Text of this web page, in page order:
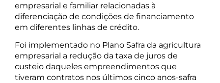
empresarial e familiar relacionadas à
diferenciação de condições de financiamento
em diferentes linhas de crédito.
Foi implementado no Plano Safra da agricultura
empresarial a redução da taxa de juros de
custeio daqueles empreendimentos que
tiveram contratos nos últimos cinco anos-safra